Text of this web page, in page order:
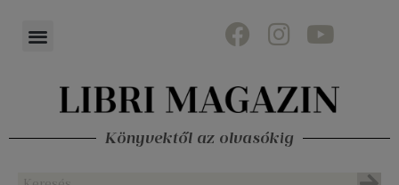
Könyvektől az olvasókig